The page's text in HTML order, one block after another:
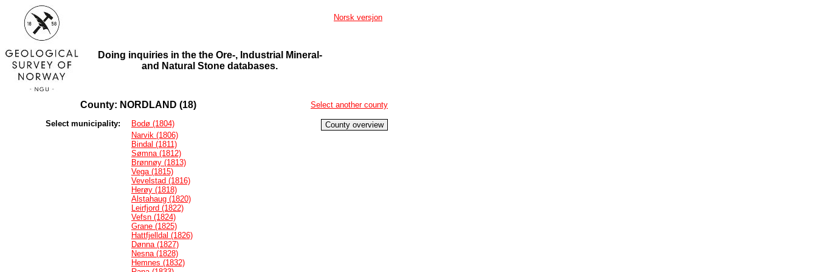
Norsk versjon
Doing inquiries in the the Ore-, Industrial Mineral-
and Natural Stone databases.
County: NORDLAND (18) Select another county
Select municipality:
Bodø (1804)
Narvik (1806)
Bindal (1811)
Sømna (1812)
Brønnøy (1813)
Vega (1815)
Vevelstad (1816)
Herøy (1818)
Alstahaug (1820)
Leirfjord (1822)
Vefsn (1824)
Grane (1825)
Hattfjelldal (1826)
Dønna (1827)
Nesna (1828)
Hemnes (1832)